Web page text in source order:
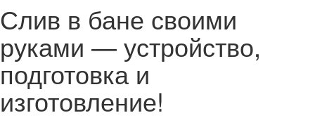
Слив в бане своими
руками — устройство,
подготовка и
изготовление!